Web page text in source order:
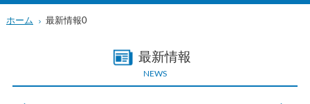
ホーム 最新情報0
最新情報
NEWS